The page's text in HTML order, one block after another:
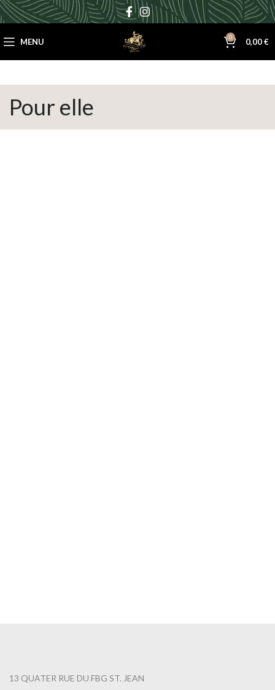
MENU 0 0,00€
Pour elle
13 QUATER RUE DU FBG ST. JEAN